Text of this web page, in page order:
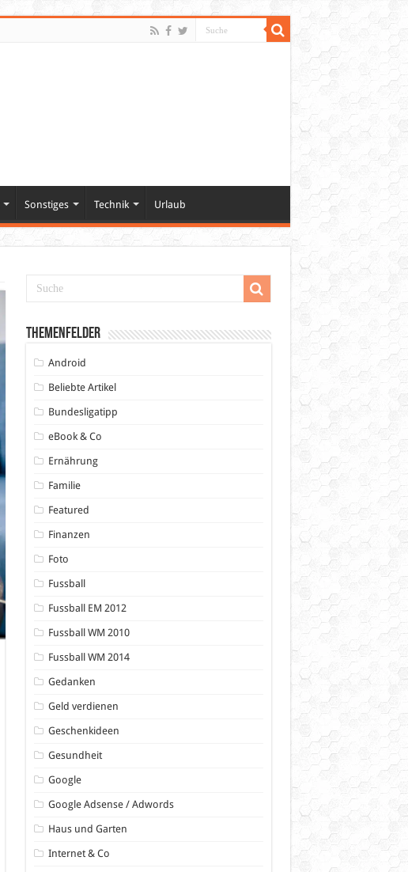
Sonstiges Technik Urlaub
Themenfelder
Android
Beliebte Artikel
Bundesligatipp
eBook & Co
Ernährung
Familie
Featured
Finanzen
Foto
Fussball
Fussball EM 2012
Fussball WM 2010
Fussball WM 2014
Gedanken
Geld verdienen
Geschenkideen
Gesundheit
Google
Google Adsense / Adwords
Haus und Garten
Internet & Co